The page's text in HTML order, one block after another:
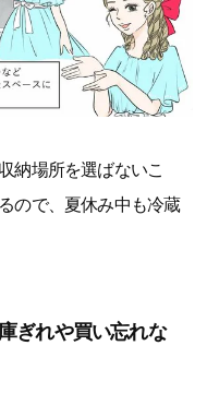
納場所を選ばないこ
ので、夏休み中も冷蔵
ぎれや買い忘れな